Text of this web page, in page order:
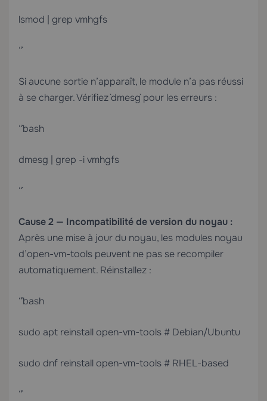
lsmod | grep vmhgfs
“`
Si aucune sortie n’apparaît, le module n’a pas réussi
à se charger. Vérifiez `dmesg` pour les erreurs :
“`bash
dmesg | grep -i vmhgfs
“`
Cause 2 — Incompatibilité de version du noyau :
Après une mise à jour du noyau, les modules noyau
d’open-vm-tools peuvent ne pas se recompiler
automatiquement. Réinstallez :
“`bash
sudo apt reinstall open-vm-tools # Debian/Ubuntu
sudo dnf reinstall open-vm-tools # RHEL-based
“`